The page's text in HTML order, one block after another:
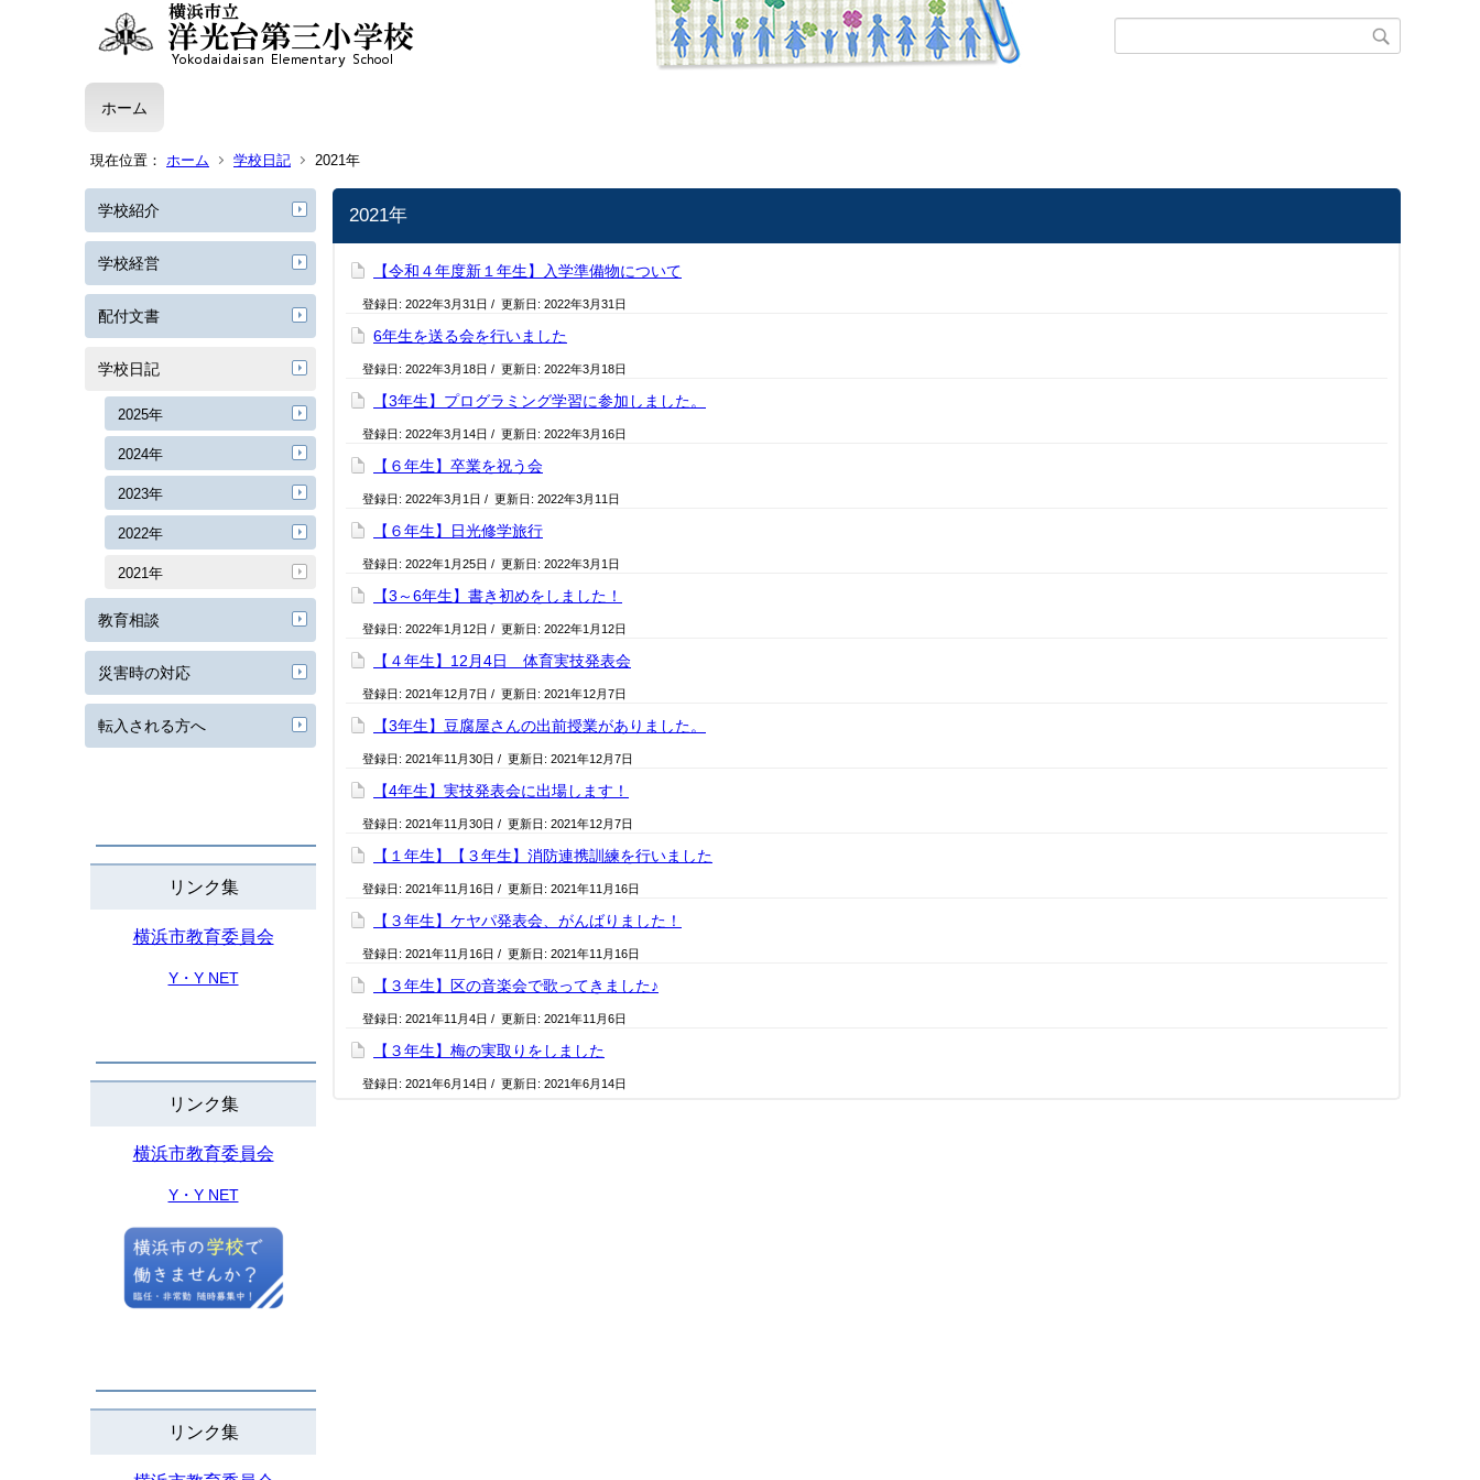
ホーム
現在位置： ホーム 学校日記 2021年
学校紹介
学校経営
配付文書
学校日記
2025年
2024年
2023年
2022年
2021年
教育相談
災害時の対応
転入される方へ
リンク集
横浜市教育委員会
Y・Y NET
リンク集
横浜市教育委員会
Y・Y NET
リンク集
2021年
【令和４年度新１年生】入学準備物について
登録日: 2022年3月31日 / 更新日: 2022年3月31日
6年生を送る会を行いました
登録日: 2022年3月18日 / 更新日: 2022年3月18日
【3年生】プログラミング学習に参加しました。
登録日: 2022年3月14日 / 更新日: 2022年3月16日
【６年生】卒業を祝う会
登録日: 2022年3月1日 / 更新日: 2022年3月11日
【６年生】日光修学旅行
登録日: 2022年1月25日 / 更新日: 2022年3月1日
【3～6年生】書き初めをしました！
登録日: 2022年1月12日 / 更新日: 2022年1月12日
【４年生】12月4日 体育実技発表会
登録日: 2021年12月7日 / 更新日: 2021年12月7日
【3年生】豆腐屋さんの出前授業がありました。
登録日: 2021年11月30日 / 更新日: 2021年12月7日
【4年生】実技発表会に出場します！
登録日: 2021年11月30日 / 更新日: 2021年12月7日
【１年生】【３年生】消防連携訓練を行いました
登録日: 2021年11月16日 / 更新日: 2021年11月16日
【３年生】ケヤパ発表会、がんばりました！
登録日: 2021年11月16日 / 更新日: 2021年11月16日
【３年生】区の音楽会で歌ってきました♪
登録日: 2021年11月4日 / 更新日: 2021年11月6日
【３年生】梅の実取りをしました
登録日: 2021年6月14日 / 更新日: 2021年6月14日